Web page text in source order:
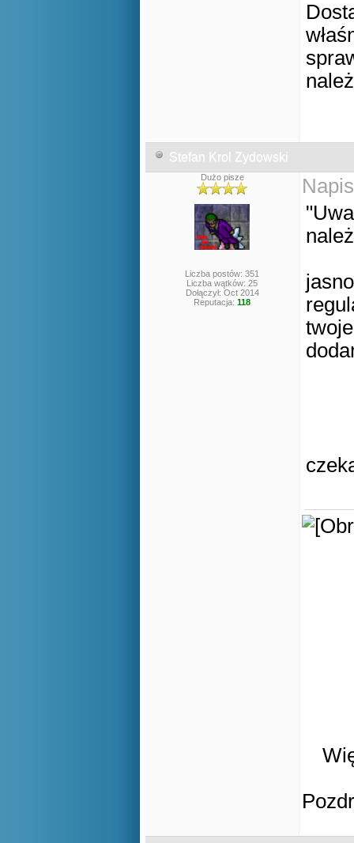
Stefan Krol Zydowski
Dużo pisze
Liczba postów: 351
Liczba wątków: 25
Dołączył: Oct 2014
Reputacja: 118